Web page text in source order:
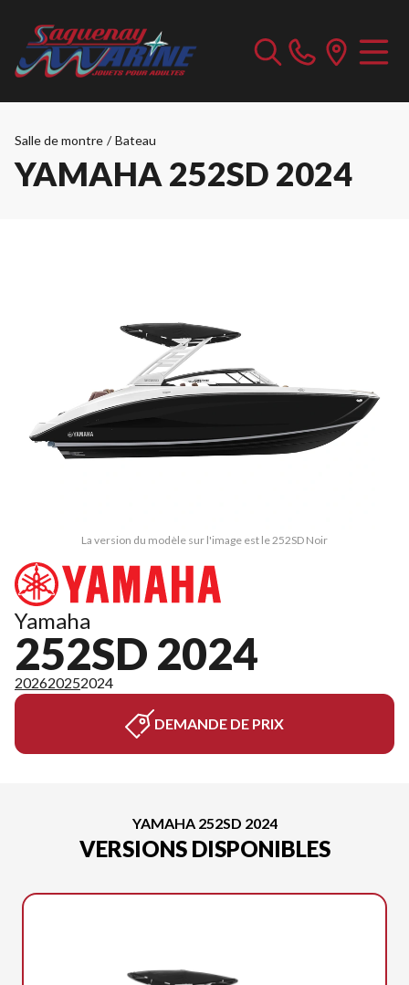
Salle de montre / Bateau
YAMAHA 252SD 2024
La version du modèle sur l'image est le 252SD Noir
Yamaha
252SD 2024
202620252024
DEMANDE DE PRIX
YAMAHA 252SD 2024
VERSIONS DISPONIBLES